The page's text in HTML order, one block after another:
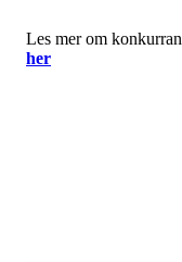
Les mer om
her